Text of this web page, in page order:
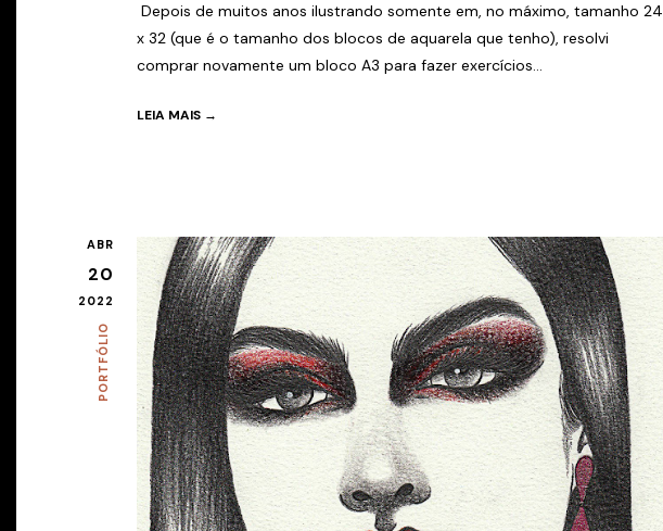
Depois de muitos anos ilustrando somente em, no máximo, tamanho 24
x 32 (que é o tamanho dos blocos de aquarela que tenho), resolvi
comprar novamente um bloco A3 para fazer exercícios...
LEIA MAIS →
ABR
20
2022
PORTFÓLIO